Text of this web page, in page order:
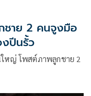
ชาย 2 คนจูงมือ
งปีนรั้ว
หญ่ โพสต์ภาพลูกชาย 2